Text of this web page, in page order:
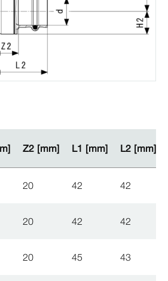
Z2 [mm] L1 [mm] L2 [mm]
Z2 [mm] L1 [mm] L2 [mm]
20 42 42
20 42 42
20 45 43